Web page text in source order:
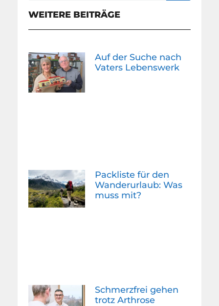
WEITERE BEITRÄGE
Auf der Suche nach
Vaters Lebenswerk
Packliste für den
Wanderurlaub: Was
muss mit?
Schmerzfrei gehen
trotz Arthrose